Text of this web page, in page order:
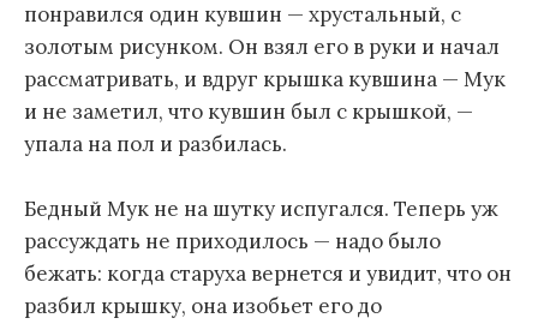
понравился один кувшин — хрустальный, с
золотым рисунком. Он взял его в руки и начал
рассматривать, и вдруг крышка кувшина — Мук
и не заметил, что кувшин был с крышкой, —
упала на пол и разбилась.
Бедный Мук не на шутку испугался. Теперь уж
рассуждать не приходилось — надо было
бежать: когда старуха вернется и увидит, что он
разбил крышку, она изобьет его до